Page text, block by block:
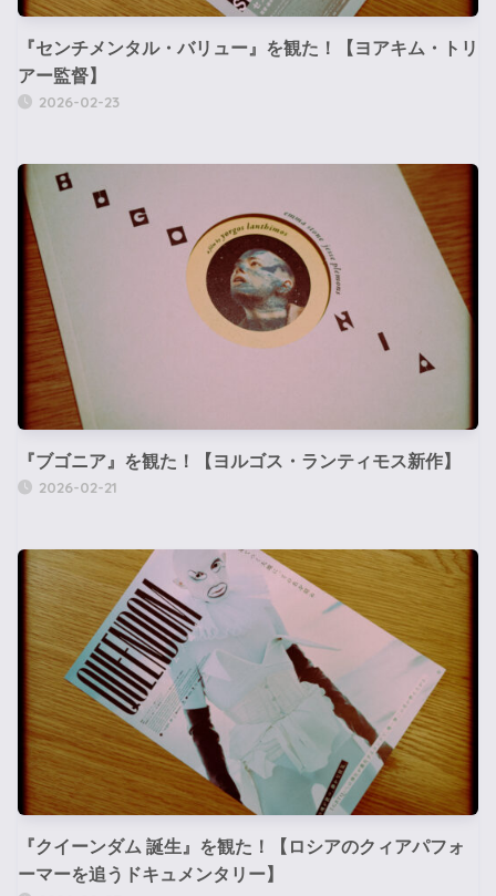
『センチメンタル・バリュー』を観た！【ヨアキム・トリ
アー監督】
2026-02-23
『ブゴニア』を観た！【ヨルゴス・ランティモス新作】
2026-02-21
『クイーンダム 誕生』を観た！【ロシアのクィアパフォ
ーマーを追うドキュメンタリー】